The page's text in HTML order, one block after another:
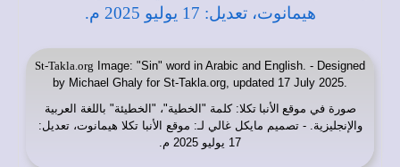
St-Takla.org Image: "Sin" word in Arabic and English. - Designed
by Michael Ghaly for St-Takla.org, updated 17 July 2025.
صورة في موقع الأنبا تكلا: كلمة "الخطية"، "الخطيئة" باللغة العربية
والإنجليزية. - تصميم مايكل غالي لـ: موقع الأنبا تكلا هيمانوت، تعديل:
17 يوليو 2025 م.